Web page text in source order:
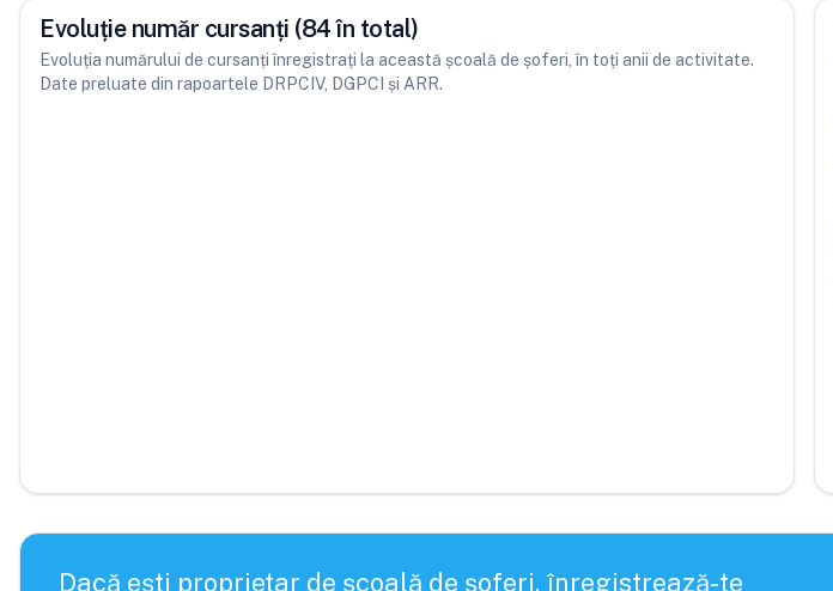
Evoluție număr cursanți (84 în total)
Evoluția numărului de cursanți înregistrați la această școală de șoferi, în toți anii de activitate.
Date preluate din rapoartele DRPCIV, DGPCI și ARR.
Dacă ești proprietar de școală de șoferi, înregistrează-te